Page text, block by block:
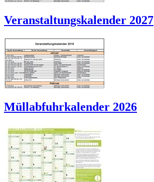
Veranstaltungskalender 2027
Müllabfuhrkalender 2026